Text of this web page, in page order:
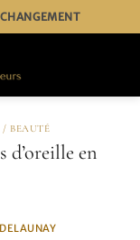
/ BEAUTÉ
d’oreille en